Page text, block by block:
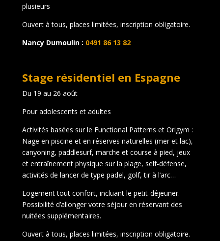
plusieurs
Ouvert à tous, places limitées, inscription obligatoire.
Nancy Dumoulin : 0491 86 13 82
Stage résidentiel en Espagne
Du 19 au 26 août
Pour adolescents et adultes
Activités basées sur le Functional Patterns et Origym :
Nage en piscine et en réserves naturelles (mer et lac),
canyoning, paddlesurf, marche et course à pied, jeux
et entraînement physique sur la plage, self-défense,
activités de lancer de type padel, golf, tir à l’arc…
Logement tout confort, incluant le petit-déjeuner.
Possibilité d’allonger votre séjour en réservant des
nuitées supplémentaires.
Ouvert à tous, places limitées, inscription obligatoire.